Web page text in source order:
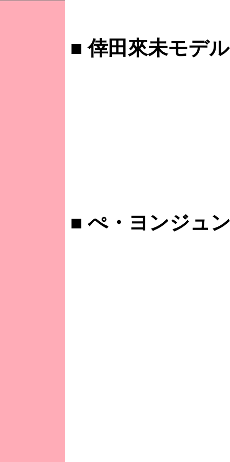
■ 倖田來未モデル
■ ぺ・ヨンジュ